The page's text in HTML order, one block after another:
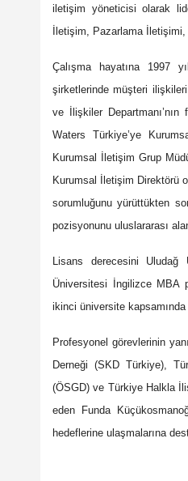
iletişim yöneticisi olarak
İletişim, Pazarlama
Çalışma hayatına 1997
şirketlerinde müşteri
ve İlişkiler
Waters Türkiye’ye
Kurumsal İletişim Grup
Kurumsal İletişim Direktörü
sorumluğunu yürüttükten
pozisyonunu uluslararası
Lisans derecesini Uludağ
Üniversitesi İngilizce MBA
ikinci üniversite
Profesyonel görevlerinin
Derneği (SKD Türkiye),
(ÖSGD) ve Türkiye Halkla
eden Funda
hedeflerine ulaşmalarına